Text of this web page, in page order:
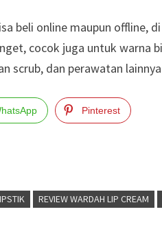
beli online maupun offline,
cocok juga untuk warna
scrub, dan perawatan
Pinterest
REVIEW WARDAH LIP CREAM